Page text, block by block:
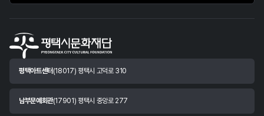
평택아트센터 (18017) 평택시 고덕로 310
남부문예회관(17901) 평택시 중앙로 277